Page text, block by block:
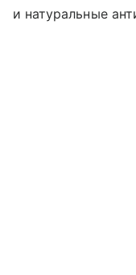
и натуральные